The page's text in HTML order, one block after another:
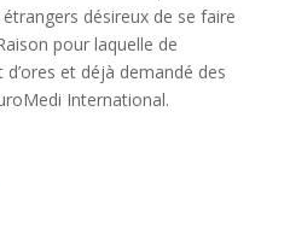
désireux de se faire
pour laquelle de
et déjà demandé des
International.